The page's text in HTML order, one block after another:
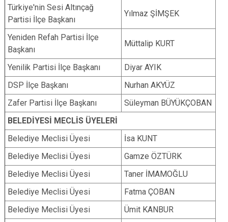
Türkiye'nin Sesi Altınçağ
Partisi İlçe Başkanı
Yılmaz ŞİMŞEK
Yeniden Refah Partisi İlçe
Başkanı
Müttalip KURT
Yenilik Partisi İlçe Başkanı
Diyar AYIK
DSP İlçe Başkanı
Nurhan AKYÜZ
Zafer Partisi İlçe Başkanı
Süleyman BÜYÜKÇOBAN
BELEDİYESİ MECLİS ÜYELERİ
Belediye Meclisi Üyesi
İsa KUNT
Belediye Meclisi Üyesi
Gamze ÖZTÜRK
Belediye Meclisi Üyesi
Taner İMAMOĞLU
Belediye Meclisi Üyesi
Fatma ÇOBAN
Belediye Meclisi Üyesi
Ümit KANBUR